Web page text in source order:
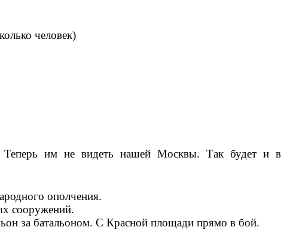
человек)
Теперь им не видеть нашей Москвы. Так будет и в
ополчения.
сооружений.
за батальоном. С Красной площади прямо в бой.